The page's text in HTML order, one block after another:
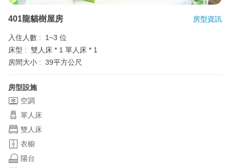
401龍貓樹屋房 房型資訊
入住人數 :
1~3 位
床型 : 雙人床 * 1 單人床 * 1
房間大小 : 39平方公尺
房型設施
空調
單人床
雙人床
衣櫥
陽台